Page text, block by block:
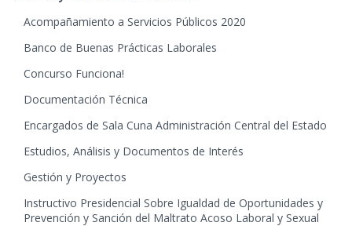
Acompañamiento a Servicios Públicos 2020
Banco de Buenas Prácticas Laborales
Concurso Funciona!
Documentación Técnica
Encargados de Sala Cuna Administración Central del Estado
Estudios, Análisis y Documentos de Interés
Gestión y Proyectos
Instructivo Presidencial Sobre Igualdad de Oportunidades y
Prevención y Sanción del Maltrato Acoso Laboral y Sexual